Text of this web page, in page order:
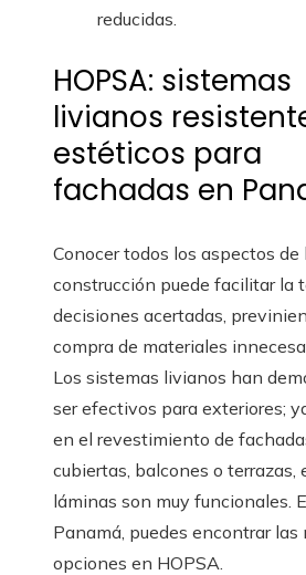
reducidas.
HOPSA: sistemas
livianos
estéticos para
fachadas en
Conocer todos los aspectos de
construcción puede facilitar la
decisiones acertadas,
compra de materiales
Los sistemas livianos han
ser efectivos para exteriores;
en el revestimiento de
cubiertas, balcones o terrazas,
láminas son muy funcionales.
Panamá, puedes encontrar las
opciones en HOPSA.